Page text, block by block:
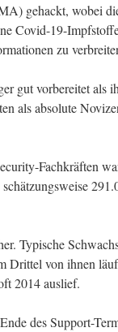
gehackt, wobei
Covid-19-
zu
gut vorbereitet als
als absolute
Fachkräften
Typische
Drittel von ihnen
2014 auslief.
des Support-